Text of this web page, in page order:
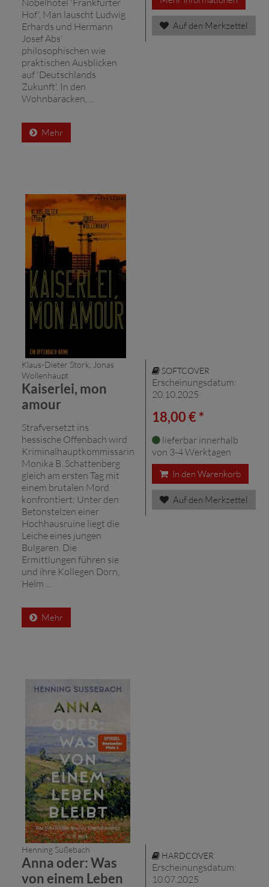
Hof'. Man lauscht Ludwig
Erhards und Hermann
Josef Abs'
philosophischen wie
praktischen Ausblicken
auf 'Deutschlands
Zukunft'. In den
Wohnbaracken, ...
Mehr
Auf den Merkzettel
Klaus-Dieter Stork, Jonas
Wollenhaupt
Kaiserlei, mon
amour
Strafversetzt ins
hessische Offenbach wird
Kriminalhauptkommissarin
Monika B. Schattenberg
gleich am ersten Tag mit
einem brutalen Mord
konfrontiert: Unter den
Betonstelzen einer
Hochhausruine liegt die
Leiche eines jungen
Bulgaren. Die
Ermittlungen führen sie
und ihre Kollegen Dorn,
Helm ...
Mehr
SOFTCOVER
Erscheinungsdatum:
20.10.2025
18,00 € *
lieferbar innerhalb
von 3-4 Werktagen
In den Warenkorb
Auf den Merkzettel
Henning Sußebach
Anna oder: Was
von einem Leben
HARDCOVER
Erscheinungsdatum:
10.07.2025